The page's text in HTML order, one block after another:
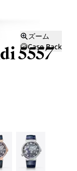
ズーム
Case Back
5557